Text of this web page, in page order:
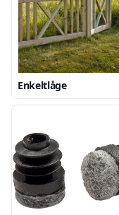
Enkeltlåge